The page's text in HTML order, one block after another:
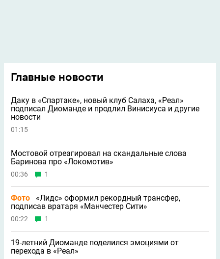
Главные новости
Даку в «Спартаке», новый клуб Салаха, «Реал»
подписал Диоманде и продлил Винисиуса и другие
новости
01:15
Мостовой отреагировал на скандальные слова
Баринова про «Локомотив»
00:36 1
Фото
«Лидс» оформил рекордный трансфер,
подписав вратаря «Манчестер Сити»
00:22 1
19-летний Диоманде поделился эмоциями от
перехода в «Реал»